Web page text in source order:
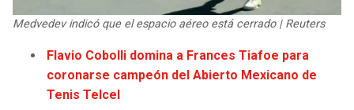
Medvedev indicó que el espacio aéreo está cerrado | Reuters
Flavio Cobolli domina a Frances Tiafoe para
coronarse campeón del Abierto Mexicano de
Tenis Telcel